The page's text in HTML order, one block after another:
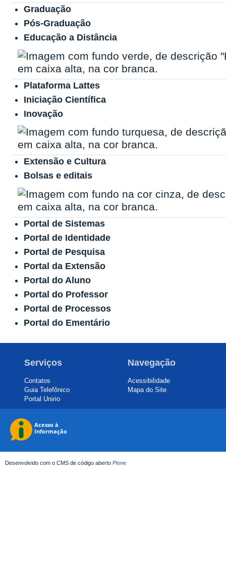
Graduação
Pós-Graduação
Educação a Distância
Plataforma Lattes
Iniciação Científica
Inovação
Extensão e Cultura
Bolsas e editais
Portal de Sistemas
Portal de Identidade
Portal de Pesquisa
Portal da Extensão
Portal do Aluno
Portal do Professor
Portal de Processos
Portal do Ementário
Serviços
Contatos
Guia Telefônico
Portal Unirio
Navegação
Acessibilidade
Mapa do Site
Desenvolvido com o CMS de código aberto Plone